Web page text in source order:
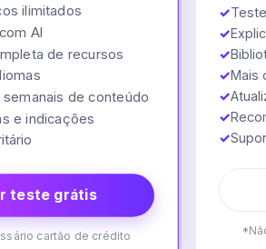
ilimitados
AI
de recursos
de conteúdo
e indicações
teste grátis
cartão de crédito
✓
✓
✓
✓Mais
✓
✓
✓